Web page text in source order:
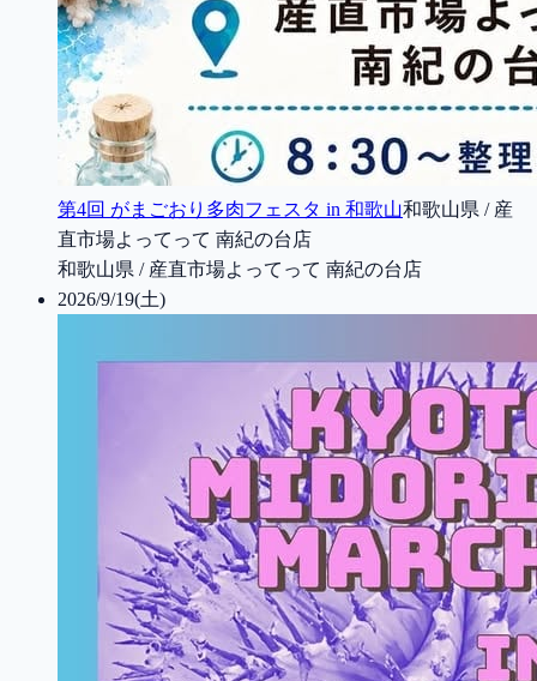
第4回 がまごおり多肉フェスタ in 和歌山和歌山県 / 産
直市場よってって 南紀の台店
和歌山県 / 産直市場よってって 南紀の台店
2026/9/19(土)